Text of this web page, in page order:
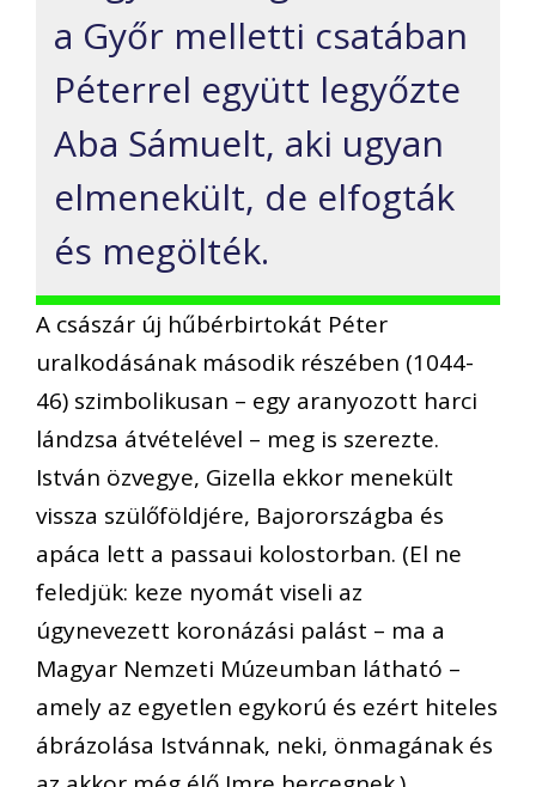
a Győr melletti csatában
Péterrel együtt legyőzte
Aba Sámuelt, aki ugyan
elmenekült, de elfogták
és megölték.
A császár új hűbérbirtokát Péter
uralkodásának második részében (1044-
46) szimbolikusan – egy aranyozott harci
lándzsa átvételével – meg is szerezte.
István özvegye, Gizella ekkor menekült
vissza szülőföldjére, Bajorországba és
apáca lett a passaui kolostorban. (El ne
feledjük: keze nyomát viseli az
úgynevezett koronázási palást – ma a
Magyar Nemzeti Múzeumban látható –
amely az egyetlen egykorú és ezért hiteles
ábrázolása Istvánnak, neki, önmagának és